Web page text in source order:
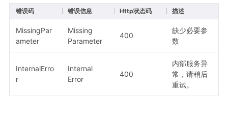
错误码 错误信息 Http状态码 描述
MissingPar
ameter
Missing
Parameter
400
缺少必要参
数
InternalErro
r
Internal
Error
400
内部服务异
常，请稍后
重试。